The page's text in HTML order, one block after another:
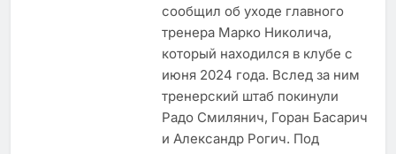
сообщил об уходе главного
тренера Марко Николича,
который находился в клубе с
июня 2024 года. Вслед за ним
тренерский штаб покинули
Радо Смилянич, Горан Басарич
и Александр Рогич. Под